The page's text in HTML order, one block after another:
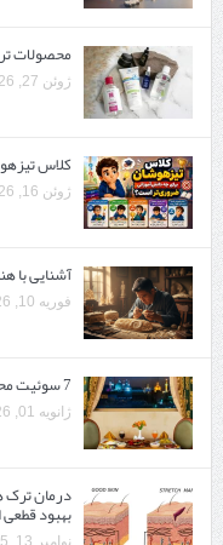
محصولات
ژوئن 27, 2026
کلاس
ژوئن 16, 2026
آشنایی با
فوریه 10, 2026
7 سوئیت محبوب مشهد نزدیک حرم با غذا و نظر مسافران
ژانویه 01, 2026
درمان ترک
بهبود قطعی
نوامبر 13, 2025